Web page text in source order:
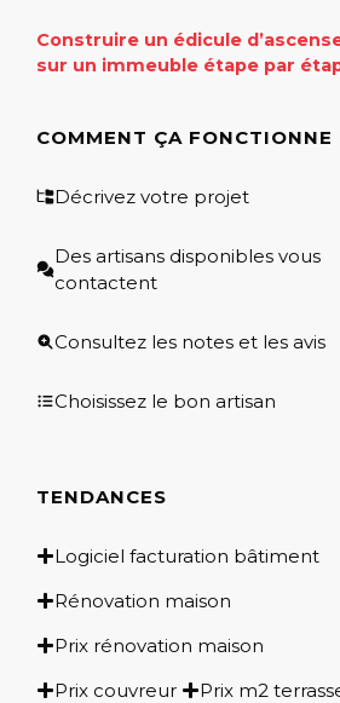
Construire un édicule
sur un immeuble étape par
COMMENT ÇA FONCTIONNE
Décrivez votre projet
Des artisans disponibles vous
contactent
Consultez les notes et les avis
Choisissez le bon artisan
TENDANCES
Logiciel facturation bâtiment
Rénovation maison
Prix rénovation maison
Prix couvreur
Prix m2